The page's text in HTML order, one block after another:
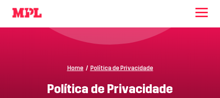
Home/ Política de Privacidade
Política de Privacidade